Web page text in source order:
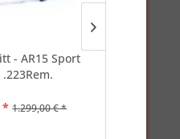
- AR15 Sport
* 1.299,00 € *